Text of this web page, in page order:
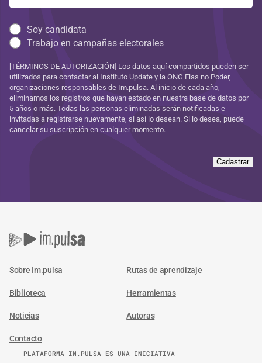
Soy candidata
Trabajo en campañas electorales
[TÉRMINOS DE AUTORIZACIÓN] Los datos aquí compartidos pueden ser
utilizados para contactar al Instituto Update y la ONG Elas no Poder,
organizaciones responsables de Im.pulsa. Al inicio de cada año,
eliminamos los registros que hayan estado en nuestra base de datos por
5 años o más. Todas las personas eliminadas serán notificadas e
invitadas a registrarse nuevamente, si así lo desean. Si lo desea, puede
cancelar su suscripción en cualquier momento.
Cadastrar
Sobre Im.pulsa Rutas de aprendizaje
Biblioteca Herramientas
Noticias Autoras
Contacto
PLATAFORMA IM.PULSA ES UNA INICIATIVA